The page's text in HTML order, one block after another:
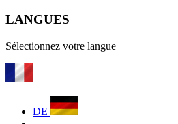
LANGUES
Sélectionnez votre langue
DE